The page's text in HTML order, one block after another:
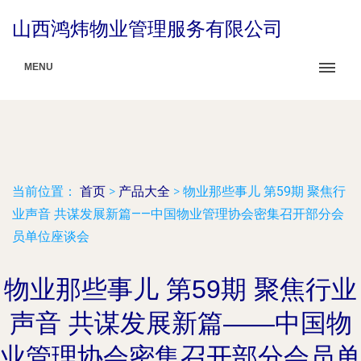
山西鸿炜物业管理服务有限公司
MENU
当前位置： 首页 > 产品大全 > 物业那些事儿 第59期 聚焦行
业声音 共谋发展新篇——中国物业管理协会密集召开部分会
员单位座谈会
物业那些事儿 第59期 聚焦行业
声音 共谋发展新篇——中国物